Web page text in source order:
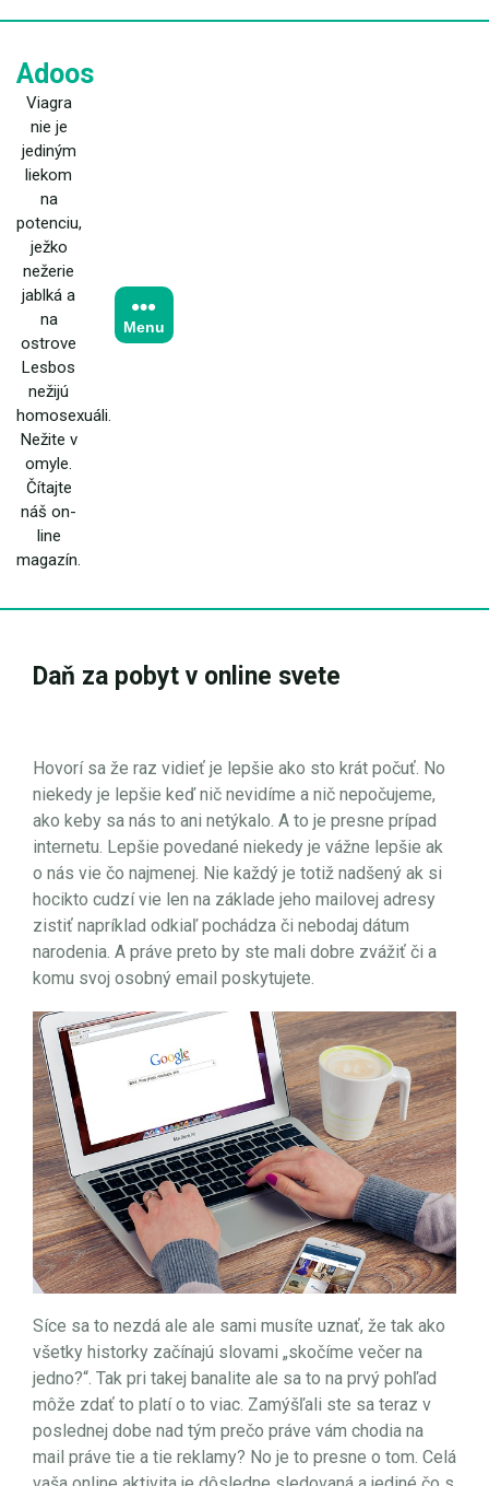
content
Adoos
Viagra
nie je
jediným
liekom
na
potenciu,
ježko
nežerie
jablká a
na
ostrove
Lesbos
nežijú
homosexuáli.
Nežite v
omyle.
Čítajte
náš on-
line
magazín.
Menu
Daň za pobyt v online svete
Hovorí sa že raz vidieť je lepšie ako sto krát počuť. No
niekedy je lepšie keď nič nevidíme a nič nepočujeme,
ako keby sa nás to ani netýkalo. A to je presne prípad
internetu. Lepšie povedané niekedy je vážne lepšie ak
o nás vie čo najmenej. Nie každý je totiž nadšený ak si
hocikto cudzí vie len na základe jeho mailovej adresy
zistiť napríklad odkiaľ pochádza či nebodaj dátum
narodenia. A práve preto by ste mali dobre zvážiť či a
komu svoj osobný email poskytujete.
Síce sa to nezdá ale ale sami musíte uznať, že tak ako
všetky historky začínajú slovami „skočíme večer na
jedno?“. Tak pri takej banalite ale sa to na prvý pohľad
môže zdať to platí o to viac. Zamýšľali ste sa teraz v
poslednej dobe nad tým prečo práve vám chodia na
mail práve tie a tie reklamy? No je to presne o tom. Celá